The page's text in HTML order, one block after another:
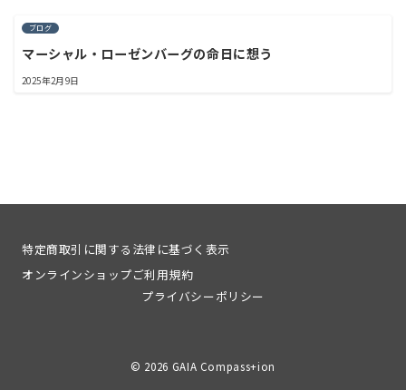
ブログ
マーシャル・ローゼンバーグの命日に想う
2025年2月9日
特定商取引に関する法律に基づく表示
オンラインショップご利用規約
プライバシーポリシー
© 2026 GAIA Compass+ion